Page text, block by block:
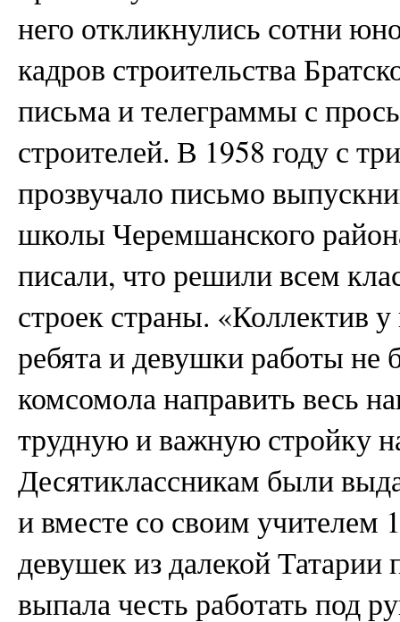
него откликнулись сотни
кадров строительства
письма и телеграммы с
строителей. В 1958 году с
прозвучало письмо
школы Черемшанского
писали, что решили всем
строек страны. «Коллектив
ребята и девушки работы
комсомола направить весь
трудную и важную стройку
Десятиклассникам были
и вместе со своим учителем
девушек из далекой
выпала честь работать под